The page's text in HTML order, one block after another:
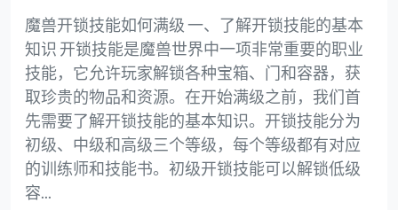
魔兽开锁技能如何满级 一、了解开锁技能的基本
知识 开锁技能是魔兽世界中一项非常重要的职业
技能，它允许玩家解锁各种宝箱、门和容器，获
取珍贵的物品和资源。在开始满级之前，我们首
先需要了解开锁技能的基本知识。开锁技能分为
初级、中级和高级三个等级，每个等级都有对应
的训练师和技能书。初级开锁技能可以解锁低级
容...